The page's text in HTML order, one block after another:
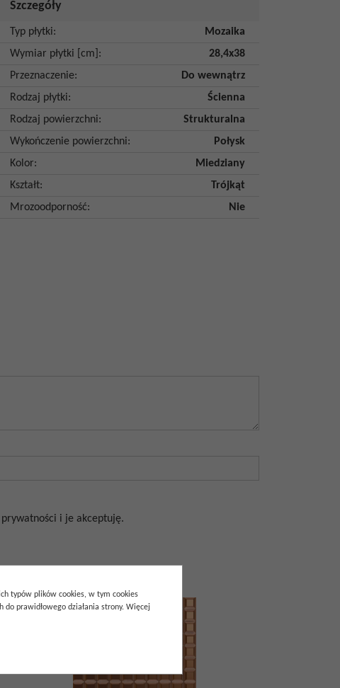
Szczegóły
Typ płytki:
Mozaika
Wymiar płytki [cm] :
28,4x38
Przeznaczenie:
Do wewnątrz
Rodzaj płytki:
Ścienna
Rodzaj powierzchni:
Strukturalna
Wykończenie powierzchni:
Połysk
Kolor:
Miedziany
Kształt:
Trójkąt
Mrozoodporność: Nie
i je akceptuję.
typów plików cookies, w tym cookies
prawidłowego działania strony. Więcej